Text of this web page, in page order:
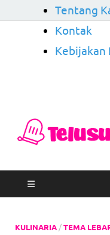
Tentang
Kontak
Kebijakan
KULINARIA /TEMA